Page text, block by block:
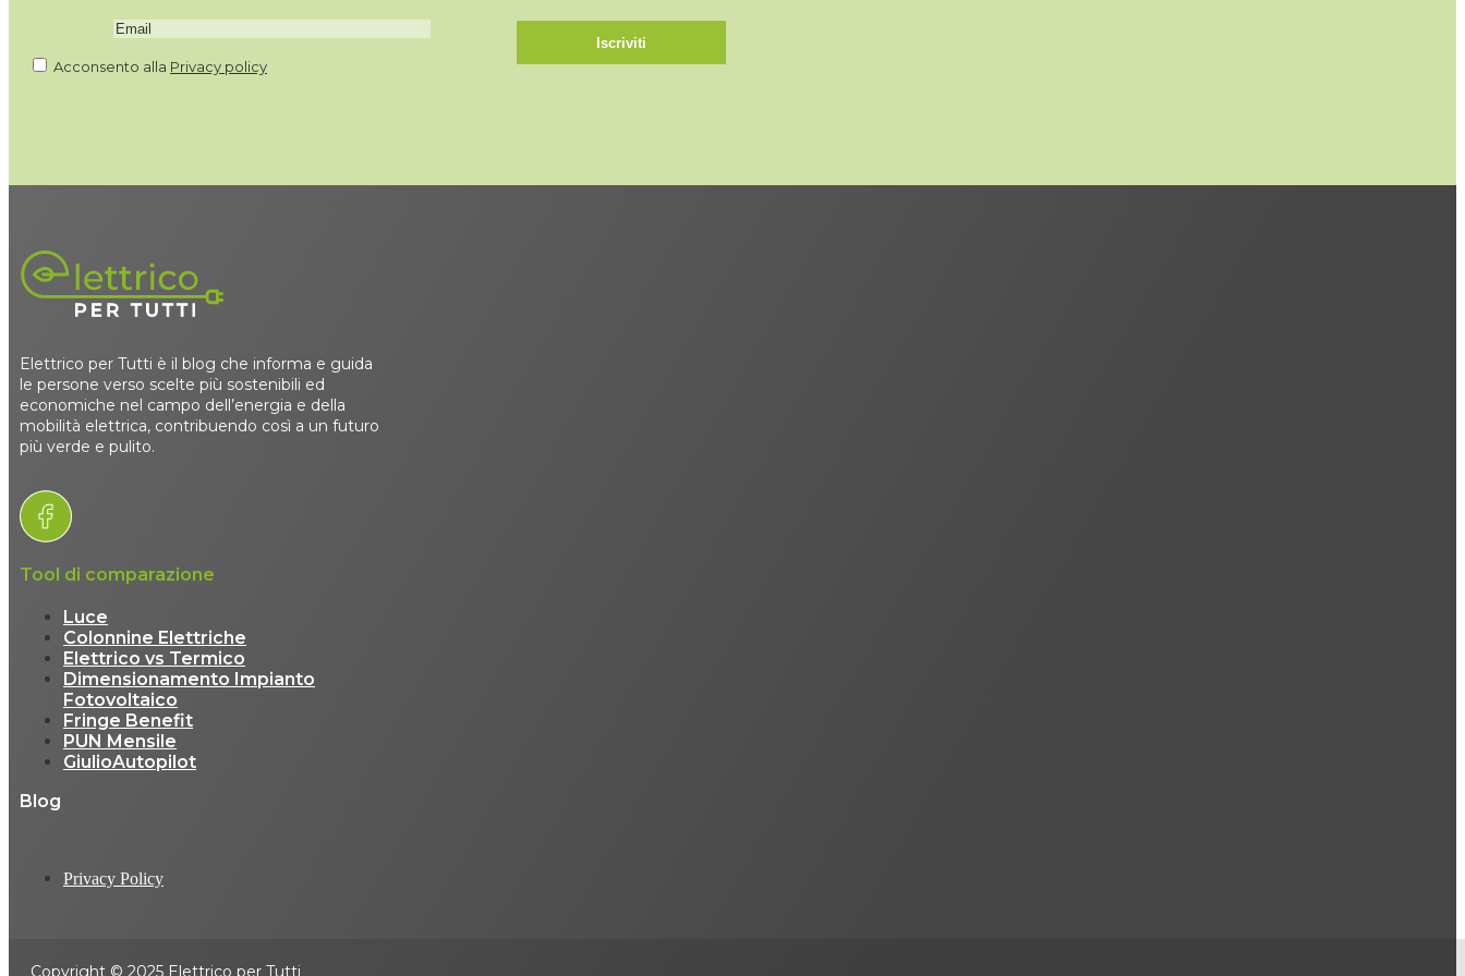
Acconsento alla Privacy policy
Iscriviti
Elettrico per Tutti è il blog che informa e guida
le persone verso scelte più sostenibili ed
economiche nel campo dell’energia e della
mobilità elettrica, contribuendo così a un futuro
più verde e pulito.
Tool di comparazione
Luce
Colonnine Elettriche
Elettrico vs Termico
Dimensionamento Impianto
Fotovoltaico
Fringe Benefit
PUN Mensile
GiulioAutopilot
Blog
Privacy Policy
Copyright © 2025 Elettrico per Tutti